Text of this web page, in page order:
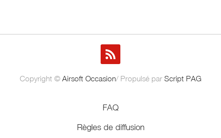
Copyright © Airsoft Occasion/ Propulsé par Script PAG
FAQ
Règles de diffusion